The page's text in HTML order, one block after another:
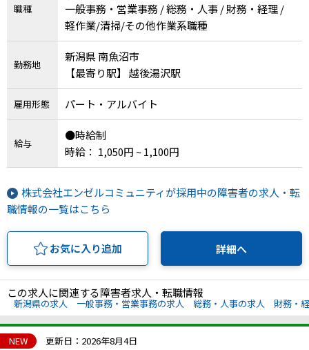
職種
一般事務・営業事務 / 総務・人事 / 財務・経理 /
軽作業/清掃/その他作業系職種
勤務地
新潟県 南魚沼市
【最寄り駅】 越後湯沢駅
雇用形態 パート・アルバイト
給与
●時給制
時給： 1,050円 ~ 1,100円
株式会社エンゼルコミュニティが採用中の障害者の求人・転
職情報の一覧はこちら
お気に入り追加 詳細へ
この求人に関連する障害者求人・転職情報
新潟県の求人 一般事務・営業事務の求人 総務・人事の求人 財務・
NEW 更新日：2026年8月4日